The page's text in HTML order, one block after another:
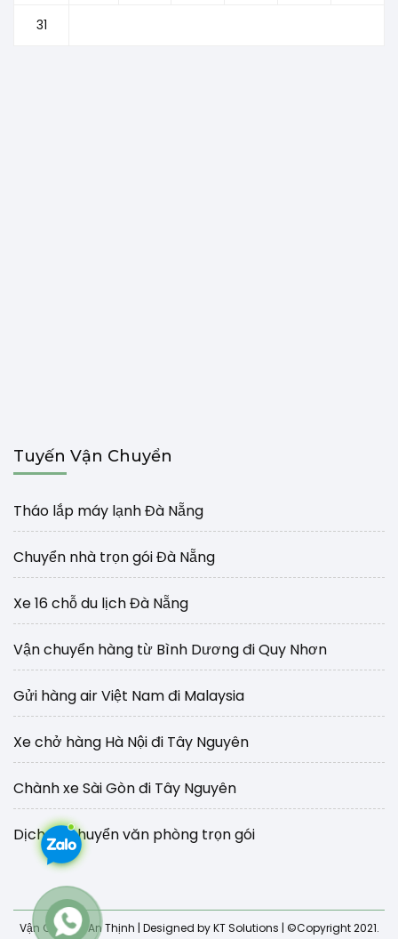
31
Tuyến Vận Chuyển
Tháo lắp máy lạnh Đà Nẵng
Chuyển nhà trọn gói Đà Nẵng
Xe 16 chỗ du lịch Đà Nẵng
Vận chuyển hàng từ Bình Dương đi Quy Nhơn
Gửi hàng air Việt Nam đi Malaysia
Xe chở hàng Hà Nội đi Tây Nguyên
Chành xe Sài Gòn đi Tây Nguyên
Dịch vụ chuyển văn phòng trọn gói
Vận Chuyển An Thịnh | Designed by KT Solutions | ©Copyright 2021.